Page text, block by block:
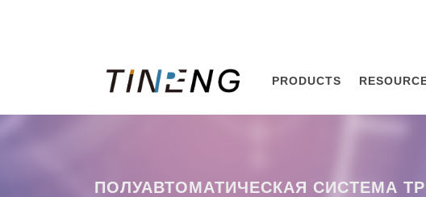
PRODUCTS
ПОЛУАВТОМАТИЧЕСКАЯ СИСТЕМА